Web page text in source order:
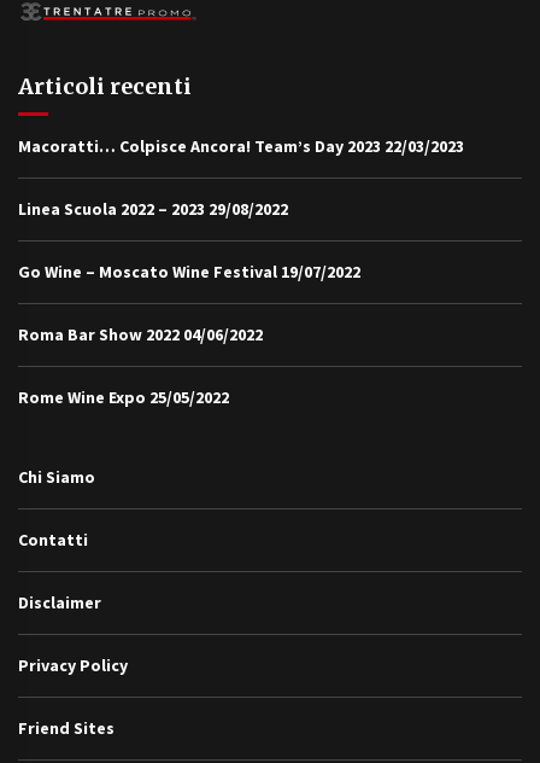
Articoli recenti
Macoratti… Colpisce Ancora! Team’s Day 2023 22/03/2023
Linea Scuola 2022 – 2023 29/08/2022
Go Wine – Moscato Wine Festival 19/07/2022
Roma Bar Show 2022 04/06/2022
Rome Wine Expo 25/05/2022
Chi Siamo
Contatti
Disclaimer
Privacy Policy
Friend Sites